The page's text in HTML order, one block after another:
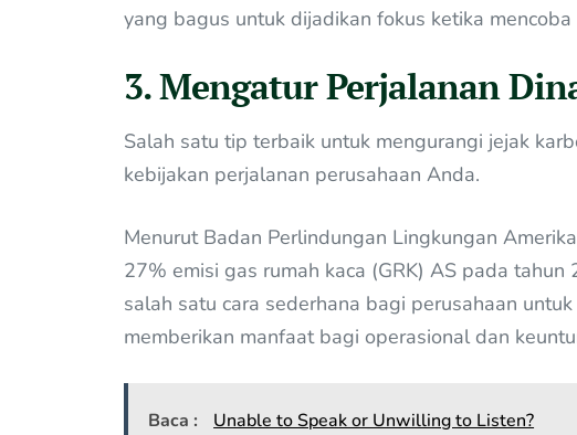
yang bagus untuk dijadikan fokus ketika
3. Mengatur Perjalanan
Salah satu tip terbaik untuk mengurangi jejak
kebijakan perjalanan perusahaan Anda.
Menurut Badan Perlindungan Lingkungan
27% emisi gas rumah kaca (GRK) AS pada
salah satu cara sederhana bagi perusahaan
memberikan manfaat bagi operasional dan
Baca : Unable to Speak or Unwilling to Listen?